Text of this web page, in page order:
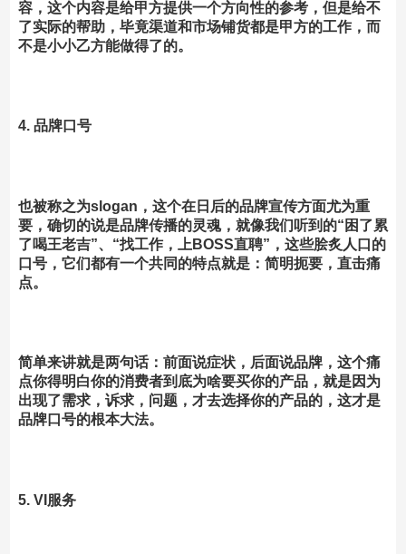
容，这个内容是给甲方提供一个方向性的参考，但是给不
了实际的帮助，毕竟渠道和市场铺货都是甲方的工作，而
不是小小乙方能做得了的。
4. 品牌口号
也被称之为slogan，这个在日后的品牌宣传方面尤为重
要，确切的说是品牌传播的灵魂，就像我们听到的“困了累
了喝王老吉”、“找工作，上BOSS直聘”，这些脍炙人口的
口号，它们都有一个共同的特点就是：简明扼要，直击痛
点。
简单来讲就是两句话：前面说症状，后面说品牌，这个痛
点你得明白你的消费者到底为啥要买你的产品，就是因为
出现了需求，诉求，问题，才去选择你的产品的，这才是
品牌口号的根本大法。
5. VI服务